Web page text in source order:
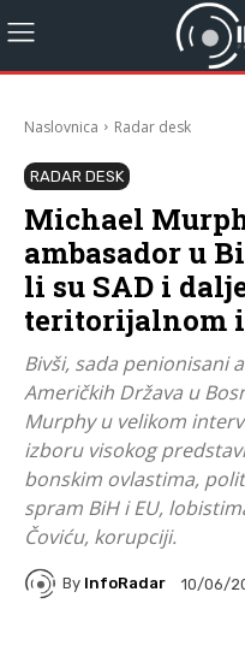
Naslovnica Radar desk
RADAR DESK
Michael
ambasador u
li su SAD i
teritorijalnom
Bivši, sada penionisani
Američkih Država u
Murphy u velikom
izboru visokog
bonskim ovlastima,
spram BiH i EU,
Čoviću, korupciji.
By InfoRadar 10/06/